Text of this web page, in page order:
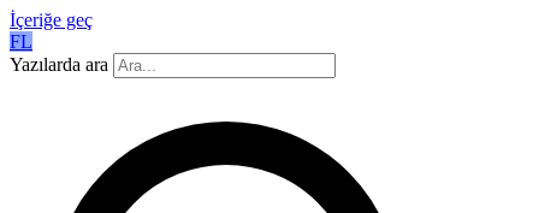
İçeriğe geç
FL
Yazılarda ara